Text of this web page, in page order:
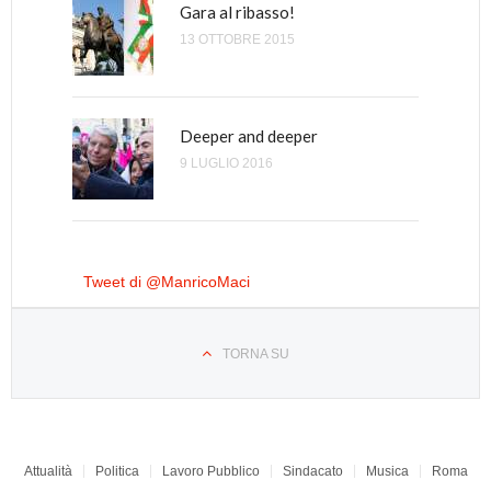
Gara al ribasso!
13 OTTOBRE 2015
Deeper and deeper
9 LUGLIO 2016
certa sinistra
sarà lungo. Cronaca di una
Tweet di @ManricoMaci
TORNA SU
Attualità Politica Lavoro Pubblico Sindacato Musica Roma